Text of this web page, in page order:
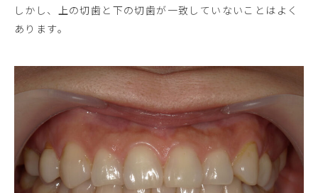
しかし、上の切歯と下の切歯が一致していないことはよく
あります。